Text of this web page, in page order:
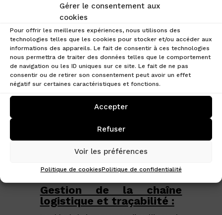
Gérer le consentement aux
cookies
Pour offrir les meilleures expériences, nous utilisons des
technologies telles que les cookies pour stocker et/ou accéder aux
informations des appareils. Le fait de consentir à ces technologies
nous permettra de traiter des données telles que le comportement
de navigation ou les ID uniques sur ce site. Le fait de ne pas
consentir ou de retirer son consentement peut avoir un effet
négatif sur certaines caractéristiques et fonctions.
Accepter
Refuser
Voir les préférences
Politique de cookiesPolitique de confidentialité
et des accords entre les parties
prenantes.
Exemple :
Un contrat intelligent peut être utilisé
pour automatiser le processus de
paiement des fournisseurs en s’assurant
que les conditions d’exécution sont
désaccords, etc.
Gestion de la chaîne
logistique et traçabilité :